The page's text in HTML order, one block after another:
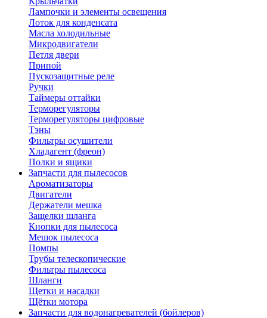
Лампочки и элементы освещения
Лоток для конденсата
Масла холодильные
Микродвигатели
Петля двери
Припой
Пускозащитные реле
Ручки
Таймеры оттайки
Терморегуляторы
Терморегуляторы цифровые
Тэны
Фильтры осушители
Хладагент (фреон)
Полки и ящики
Запчасти для пылесосов
Ароматизаторы
Двигатели
Держатели мешка
Защелки шланга
Кнопки для пылесоса
Мешок пылесоса
Помпы
Трубы телескопические
Фильтры пылесоса
Шланги
Щетки и насадки
Щётки мотора
Запчасти для водонагревателей (бойлеров)